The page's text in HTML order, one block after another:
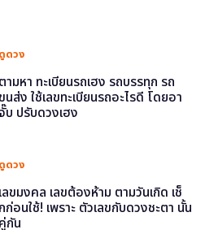
ดูดวง
ตามหา ทะเบียนรถเฮง รถบรรทุก รถ
นส่ง ใช้เลขทะเบียนรถอะไรดี โดยอา
บ ปรับดวงเฮง
ดูดวง
เลขมงคล เลขต้องห้าม ตามวันเกิด เช็
กก่อนใช้! เพราะ ตัวเลขกับดวงชะตา นั้น
คู่กัน